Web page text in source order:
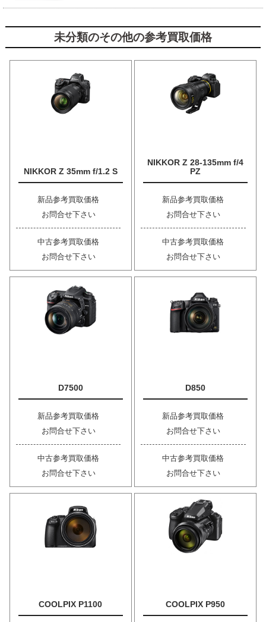
未分類のその他の参考買取価格
NIKKOR Z 35mm f/1.2 S
新品参考買取価格
お問合せ下さい
中古参考買取価格
お問合せ下さい
NIKKOR Z 28-135mm f/4
PZ
新品参考買取価格
お問合せ下さい
中古参考買取価格
お問合せ下さい
D7500
新品参考買取価格
お問合せ下さい
中古参考買取価格
お問合せ下さい
D850
新品参考買取価格
お問合せ下さい
中古参考買取価格
お問合せ下さい
COOLPIX P1100 COOLPIX P950